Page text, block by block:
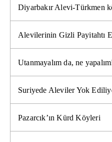
Diyarbakır Alevi-Türkmen
Alevilerinin Gizli Payitahtı
Utanmayalım da, ne
Suriyede Aleviler Yok
Pazarcık’ın Kürd Köyleri